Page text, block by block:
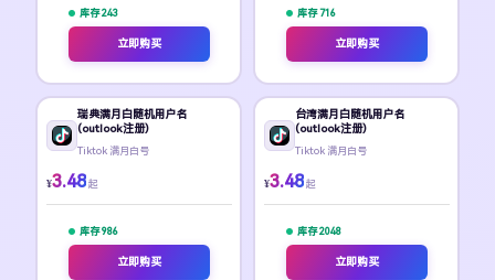
库存 243
立即购买
库存 716
立即购买
瑞典满月白随机用户名
(outlook注册)
Tiktok 满月白号
¥3.48 起
库存 986
立即购买
台湾满月白随机用户名
(outlook注册)
Tiktok 满月白号
¥3.48 起
库存 2048
立即购买